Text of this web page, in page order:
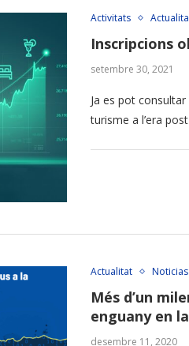
Activitats
Inscripcions
setembre 30, 2021
Ja es pot
turisme a l’era
Actualitat Noticias
Més d’un
enguany en
desembre 11, 2020